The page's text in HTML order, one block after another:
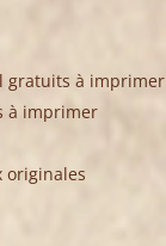
gratuits à imprimer
à imprimer
originales